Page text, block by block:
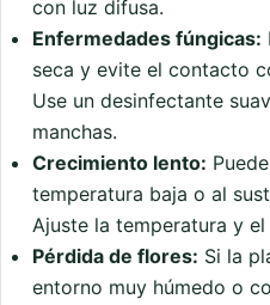
con luz difusa.
Enfermedades fúngicas:
seca y evite el contacto
Use un desinfectante
manchas.
Crecimiento lento:
temperatura baja o al
Ajuste la temperatura y
Pérdida de flores: Si la
entorno muy húmedo o